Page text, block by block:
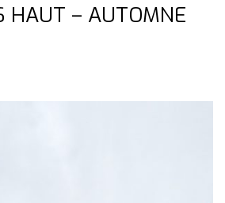
HAUT – AUTOMNE